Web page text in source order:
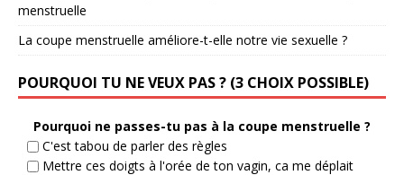
menstruelle
La coupe menstruelle améliore-t-elle notre vie sexuelle ?
POURQUOI TU NE VEUX PAS ? (3 CHOIX POSSIBLE)
Pourquoi ne passes-tu pas à la coupe menstruelle ?
C'est tabou de parler des règles
Mettre ces doigts à l'orée de ton vagin, ca me déplait